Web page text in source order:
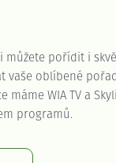
můžete pořídit i
vaše oblíbené
máme WIA TV a
programů.